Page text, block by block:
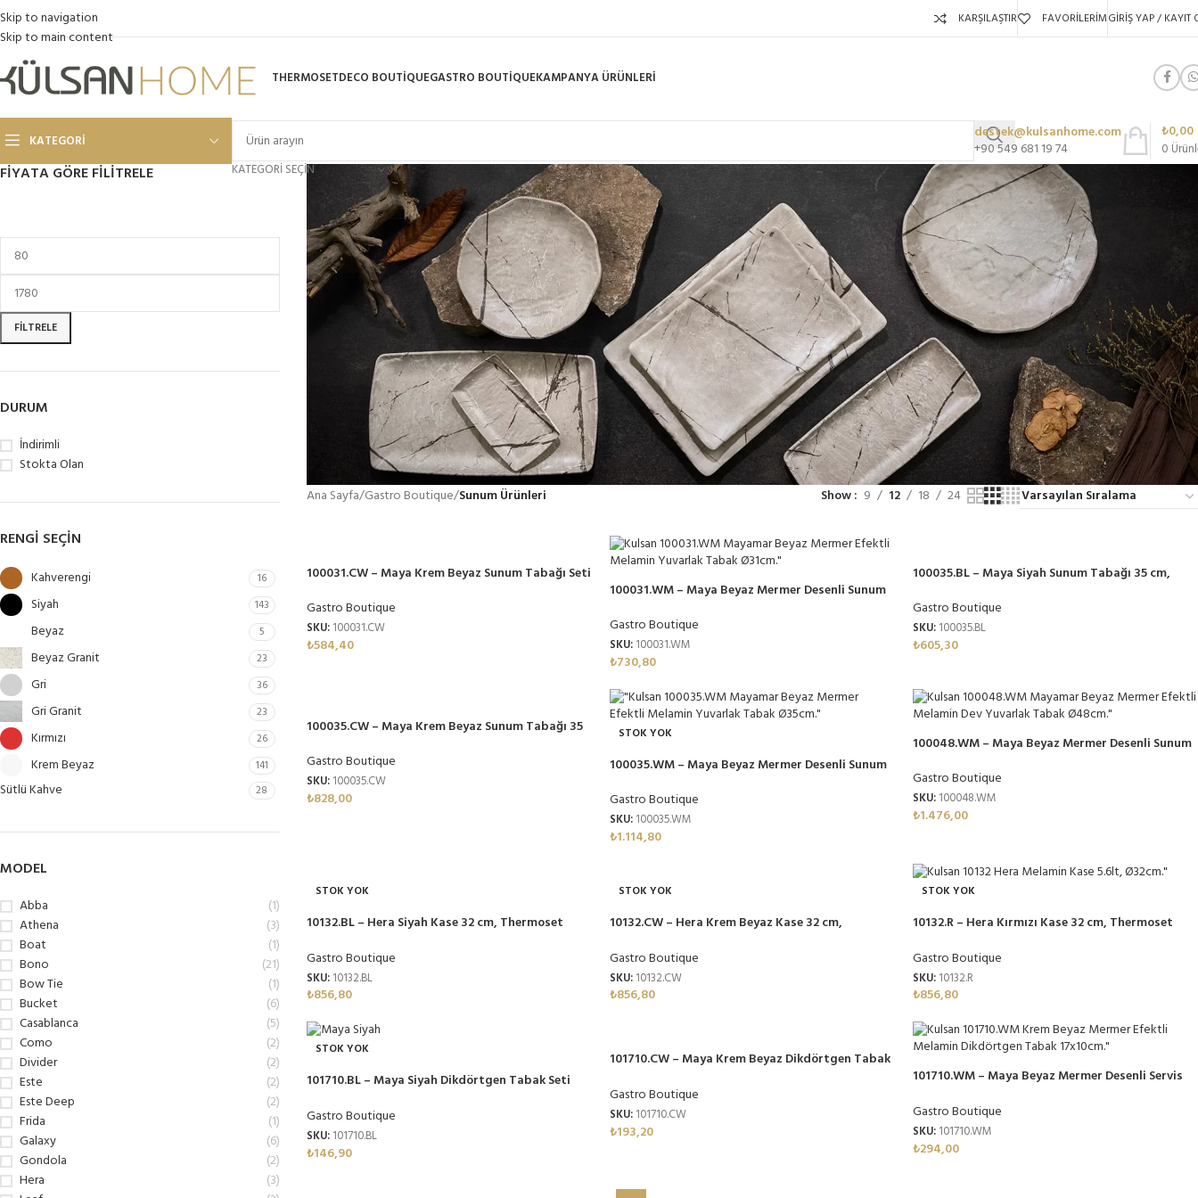
Skip to navigation
Skip to main content
KARŞILAŞTIR FAVORILERIMGIRIŞ YAP / KAYIT
THERMOSETDECO BOUTIQUEGASTRO BOUTIQUEKAMPANYA ÜRÜNLERI
KATEGORI
KATEGORI SEÇIN
destek@kulsanhome.com
+90 549 681 19 74
0
₺0,00
FIYATA GÖRE FILITRELE
FILTRELE
DURUM
İndirimli
Stokta Olan
RENGI SEÇIN
Kahverengi 16
Siyah 143
Beyaz 5
Beyaz Granit 23
Gri 36
Gri Granit 23
Kırmızı 26
Krem Beyaz 141
Sütlü Kahve 28
MODEL
Abba
(1)
Athena
(3)
Boat
(1)
Bono
(21)
Bow Tie
(1)
Bucket
(6)
Casablanca
(5)
Como
(2)
Divider
(2)
Este
(2)
Este Deep
(2)
Frida
(1)
Galaxy
(6)
Gondola
(2)
Hera
(3)
HASTANE
İHTİYAÇLARINA
ÖZEL DAYANIKLI VE
Ana Sayfa/Gastro Boutique/Sunum Ürünleri Show 9 12 18 24
100031.CW – Maya Krem Beyaz Sunum Tabağı Seti
Gastro Boutique
SKU: 100031.CW
₺584,40
100031.WM – Maya Beyaz Mermer Desenli Sunum
Gastro Boutique
SKU: 100031.WM
₺730,80
100035.BL – Maya Siyah Sunum Tabağı 35 cm,
Gastro Boutique
SKU: 100035.BL
₺605,30
100035.CW – Maya Krem Beyaz Sunum Tabağı 35
Gastro Boutique
SKU: 100035.CW
₺828,00
STOK YOK
100035.WM – Maya Beyaz Mermer Desenli Sunum
Gastro Boutique
SKU: 100035.WM
₺1.114,80
100048.WM – Maya Beyaz Mermer Desenli Sunum
Gastro Boutique
SKU: 100048.WM
₺1.476,00
STOK YOK
10132.BL – Hera Siyah Kase 32 cm, Thermoset
Gastro Boutique
SKU: 10132.BL
₺856,80
STOK YOK
10132.CW – Hera Krem Beyaz Kase 32 cm,
Gastro Boutique
SKU: 10132.CW
₺856,80
STOK YOK
10132.R – Hera Kırmızı Kase 32 cm, Thermoset
Gastro Boutique
SKU: 10132.R
₺856,80
STOK YOK
101710.BL – Maya Siyah Dikdörtgen Tabak Seti
Gastro Boutique
SKU: 101710.BL
₺146,90
101710.CW – Maya Krem Beyaz Dikdörtgen Tabak
Gastro Boutique
SKU: 101710.CW
₺193,20
101710.WM – Maya Beyaz Mermer Desenli Servis
Gastro Boutique
SKU: 101710.WM
₺294,00